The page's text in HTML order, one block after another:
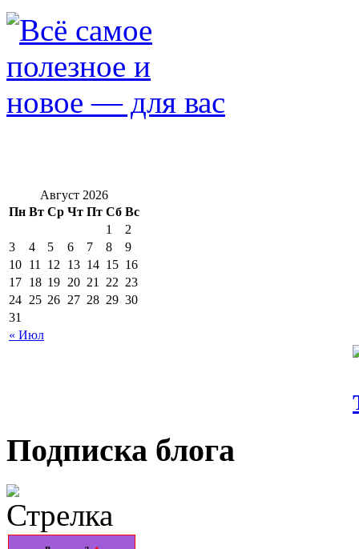
Август 2026
Пн Вт Ср Чт Пт Сб Вс
« Июл
1
2
3
4 5 6 7 8
9
10 11 12 13 14 15 16
17 18 19 20 21 22 23
24 25 26 27 28 29 30
31
Подписка блога